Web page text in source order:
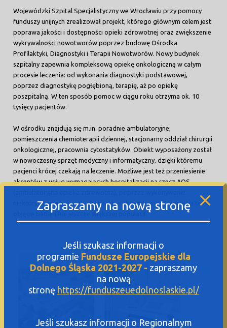
Wojewódzki Szpital Specjalistyczny we Wrocławiu przy pomocy
funduszy unijnych zrealizował projekt, którego głównym celem jest
poprawa jakości i dostępności opieki zdrowotnej oraz zwiększenie
wykrywalności nowotworów poprzez budowę Ośrodka
Profilaktyki, Diagnostyki i Terapii Nowotworów. Nowy budynek
szpitalny zapewnia kompleksową opiekę onkologiczną w całym
procesie leczenia: od wykonania diagnostyki podstawowej,
poprzez diagnostykę pogłębioną, terapię, aż po opiekę
poszpitalną. W ten sposób pomoc w ciągu roku otrzyma ok. 10
tysięcy pacjentów.
W ośrodku znajdują się m.in. poradnie ambulatoryjne,
pomieszczenia chemioterapii dziennej, stacjonarny oddział chirurgii
onkologicznej, pracownia cytostatyków. Obiekt wyposażony został
w nowoczesny sprzęt medyczny i informatyczny, dzięki któremu
pacjenci krócej czekają na leczenie. Możliwe jest też przeniesienie
akcentów z usług wymagających hospitalizacji na rzecz AOS
niektórych zabiegów w warunkach ambulatoryjnych. Pozwala to na
objęcie badaniami jeszcze większej populacji.
Zapraszamy na nową stronę
Jeśli szukasz informacji o
programie Fundusze Europejskie dla
Dolnego Śląska 2021-2027 - zapraszamy
na nową
stronę https://funduszeuedolnoslaskie.pl/
Jeśli szukasz informacji o Regionalnym